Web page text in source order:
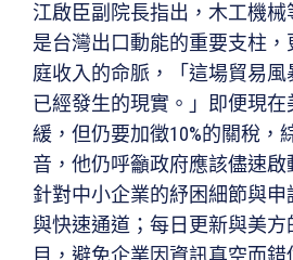
江啟臣副院長指出，木工機
是台灣出口動能的重要支柱
庭收入的命脈，「這場貿易
已經發生的現實。」即便現在
緩，但仍要加徵10%的關稅，
音，他仍呼籲政府應該儘速
針對中小企業的紓困細節與
與快速通道；每日更新與美方